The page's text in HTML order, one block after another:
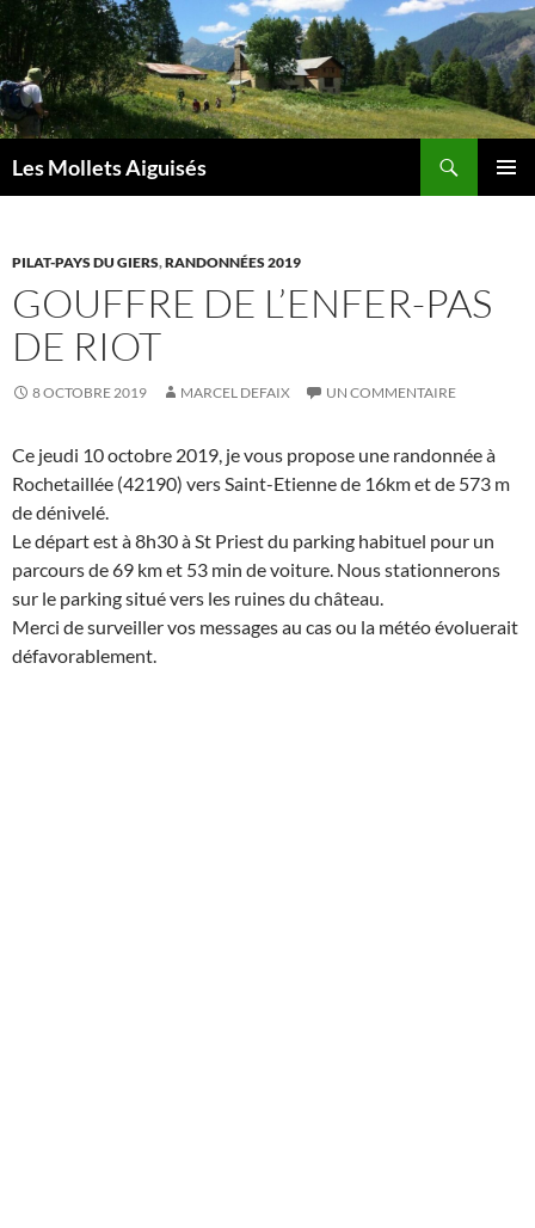
Aller
au
contenu
Les Mollets Aiguisés
PILAT-PAYS DU GIERS,RANDONNÉES 2019
GOUFFRE DE L’ENFER-PAS
DE RIOT
8 OCTOBRE 2019 MARCEL DEFAIX UN COMMENTAIRE
Ce jeudi 10 octobre 2019, je vous propose une randonnée à
Rochetaillée (42190) vers Saint-Etienne de 16km et de 573 m
de dénivelé.
Le départ est à 8h30 à St Priest du parking habituel pour un
parcours de 69 km et 53 min de voiture. Nous stationnerons
sur le parking situé vers les ruines du château.
Merci de surveiller vos messages au cas ou la météo évoluerait
défavorablement.